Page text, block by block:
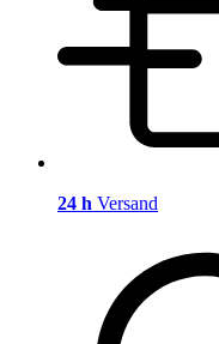
24 h Versand